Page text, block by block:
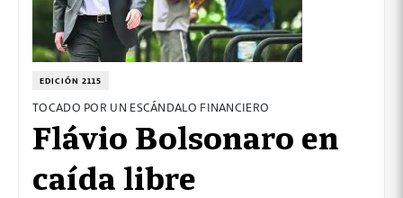
EDICIÓN 2115
TOCADO POR UN ESCÁNDALO FINANCIERO
Flávio Bolsonaro en
caída libre